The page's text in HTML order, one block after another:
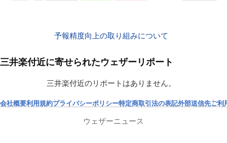
予報精度向上の取り組みについて
三井楽付近に寄せられたウェザーリポート
三井楽付近のリポートはありません。
会社概要利用規約プライバシーポリシー特定商取引法の表記外部送信先ご利
ウェザーニュース